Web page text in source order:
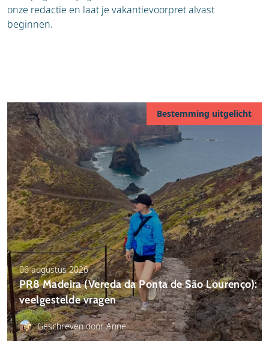
onze redactie en laat je vakantievoorpret alvast
beginnen.
Bestemming uitgelicht
06 augustus 2026
PR8 Madeira (Vereda da Ponta de São Lourenço):
veelgestelde vragen
Geschreven door Anne